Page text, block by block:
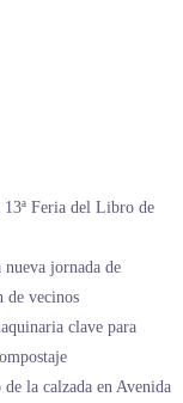
13ª Feria del Libro de
jornada de
de vecinos
clave para
la calzada en Avenida